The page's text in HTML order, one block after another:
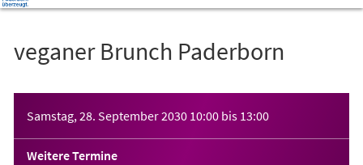
veganer Brunch Paderborn
Samstag, 28. September 2030 10:00 bis 13:00
Weitere Termine